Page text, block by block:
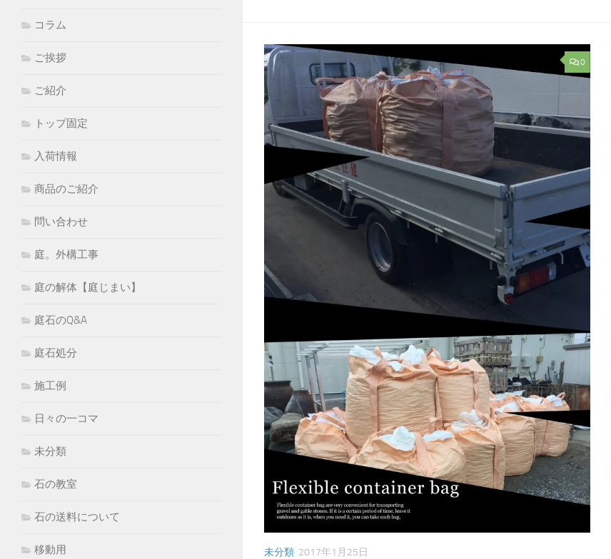
0
未分類 2017年1月25日
コラム
ご挨拶
ご紹介
トップ固定
入荷情報
商品のご紹介
問い合わせ
庭。外構工事
庭の解体【庭じまい】
庭石のQ&A
庭石処分
施工例
日々の一コマ
未分類
石の教室
石の送料について
移動用